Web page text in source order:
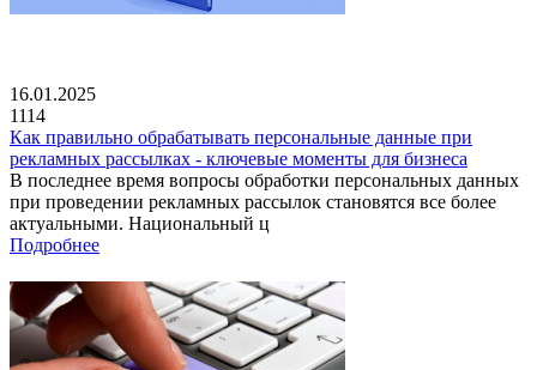
16.01.2025
1114
Как правильно обрабатывать персональные данные при
рекламных рассылках - ключевые моменты для бизнеса
В последнее время вопросы обработки персональных данных
при проведении рекламных рассылок становятся все более
актуальными. Национальный ц
Подробнее